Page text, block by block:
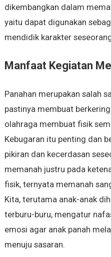
dikembangkan dalam
yaitu dapat digunakan
mendidik karakter
Manfaat Kegiatan
Panahan merupakan salah
pastinya membuat
olahraga membuat fisik
Kebugaran itu penting dan
pikiran dan kecerdasan
memanah justru pada
fisik, ternyata memanah
Kita, terutama anak-anak
terburu-buru, mengatur
emosi agar anak panah
menuju sasaran.